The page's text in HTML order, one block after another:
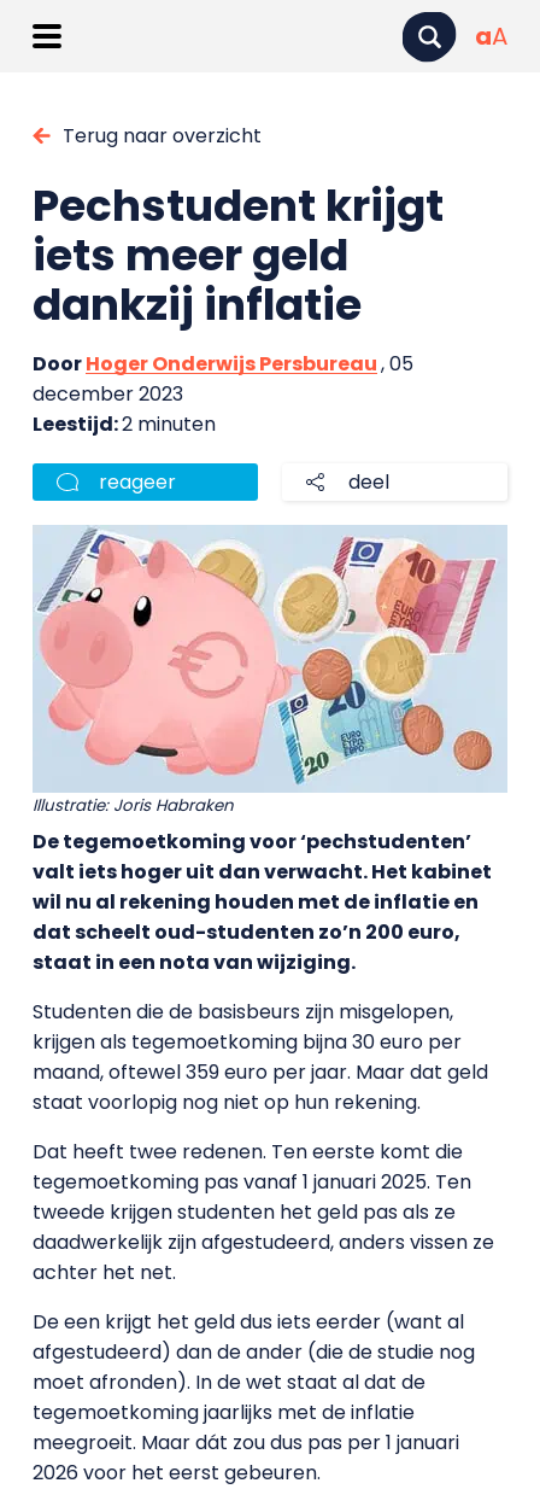
aA
Terug naar overzicht
Pechstudent krijgt
iets meer geld
dankzij inflatie
DoorHoger Onderwijs Persbureau, 05
december 2023
Leestijd:2 minuten
reageer deel
Illustratie: Joris Habraken
De tegemoetkoming voor ‘pechstudenten’
valt iets hoger uit dan verwacht. Het kabinet
wil nu al rekening houden met de inflatie en
dat scheelt oud-studenten zo’n 200 euro,
staat in een nota van wijziging.
Studenten die de basisbeurs zijn misgelopen,
krijgen als tegemoetkoming bijna 30 euro per
maand, oftewel 359 euro per jaar. Maar dat geld
staat voorlopig nog niet op hun rekening.
Dat heeft twee redenen. Ten eerste komt die
tegemoetkoming pas vanaf 1 januari 2025. Ten
tweede krijgen studenten het geld pas als ze
daadwerkelijk zijn afgestudeerd, anders vissen ze
achter het net.
De een krijgt het geld dus iets eerder (want al
afgestudeerd) dan de ander (die de studie nog
moet afronden). In de wet staat al dat de
tegemoetkoming jaarlijks met de inflatie
meegroeit. Maar dát zou dus pas per 1 januari
2026 voor het eerst gebeuren.